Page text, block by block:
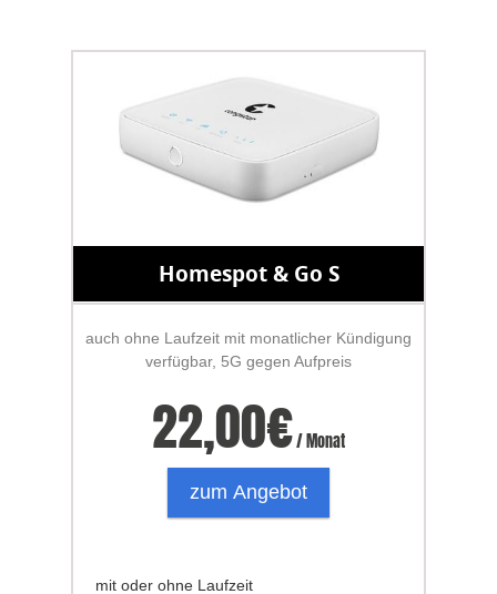
Homespot & Go S
auch ohne Laufzeit mit monatlicher Kündigung
verfügbar, 5G gegen Aufpreis
22,00€/ Monat
zum Angebot
mit oder ohne Laufzeit